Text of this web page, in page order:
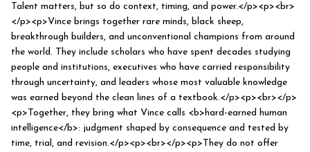
Talent matters, but so do context, timing, and power.</p><p><br>
</p><p>Vince brings together rare minds, black sheep,
breakthrough builders, and unconventional champions from around
the world. They include scholars who have spent decades studying
people and institutions, executives who have carried responsibility
through uncertainty, and leaders whose most valuable knowledge
was earned beyond the clean lines of a textbook.</p><p><br></p>
<p>Together, they bring what Vince calls <b>hard-earned human
intelligence</b>: judgment shaped by consequence and tested by
time, trial, and revision.</p><p><br></p><p>They do not offer